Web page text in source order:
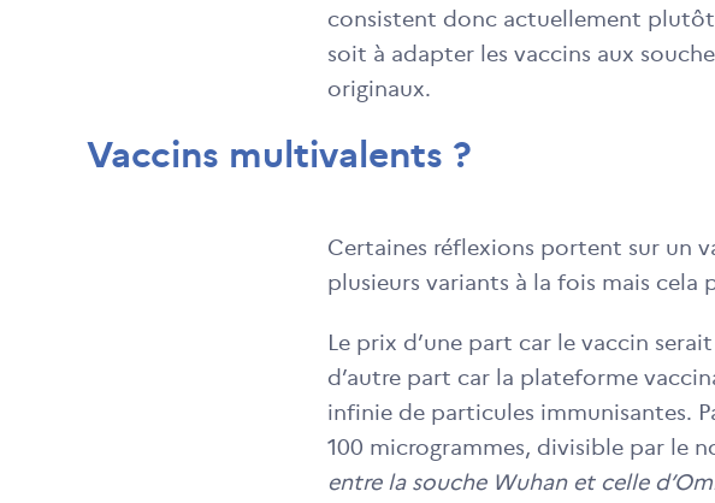
consistent donc actuellement plutôt
soit à adapter les vaccins aux
originaux.
Vaccins multivalents ?
Certaines réflexions portent sur un
plusieurs variants à la fois mais cela
Le prix d’une part car le vaccin
d’autre part car la plateforme
infinie de particules immunisantes.
100 microgrammes, divisible par le
entre la souche Wuhan et celle